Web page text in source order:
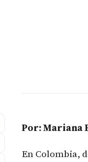
Por: Mariana
En Colombia,